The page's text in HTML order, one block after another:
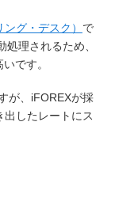
グ・デスク） で
理されるため、
です。
が、iFOREXが採
出したレートにス